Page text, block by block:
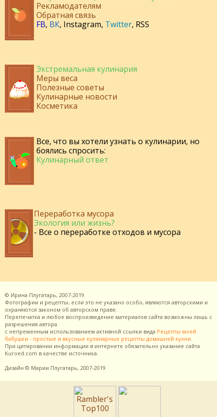
Рекламодателям
Обратная связь
FB, ВК, Instagram, Twitter, RSS
Экстремальная кулинария
Меры веса
Полезные советы
Кулинарные новости
Косметика
Все, что вы хотели узнать о кулинарии, но
боялись спросить:
Кулинарный ответ
Переработка мусора
Экология или жизнь?
- Все о переработке отходов и мусора
© Ирина Плугатарь, 2007-2019.
Фотографии и рецепты, если это не указано особо, являются авторскими и
охраняются законом об авторском праве.
Перепечатка и любое воспроизведение материалов сайта возможны лишь с
разрешения автора
с непременным использованием активной ссылки вида Рецепты моей
бабушки - простые и вкусные кулинарные рецепты домашней кухни
При цитировании информации в интернете обязательно указание сайта
Kuroed.com в качестве источника.
Дизайн © Марии Плугатарь, 2007-2019